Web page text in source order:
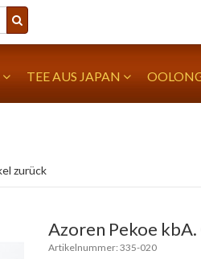
TEE AUS JAPAN
zurück
Azoren Pekoe
Artikelnummer: 335-020